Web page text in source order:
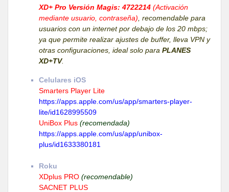
XD+ Pro Versión Magis: 4722214 (Activación
mediante usuario, contraseña) , recomendable para
usuarios con un internet por debajo de los 20 mbps;
ya que permite realizar ajustes de buffer, lleva VPN y
otras configuraciones, ideal solo para PLANES
XD+TV.
Celulares iOS
Smarters Player Lite
https://apps.apple.com/us/app/smarters-player-
lite/id1628995509
UniBox Plus (recomendada)
https://apps.apple.com/us/app/unibox-
plus/id1633380181
Roku
XDplus PRO (recomendable)
SACNET PLUS